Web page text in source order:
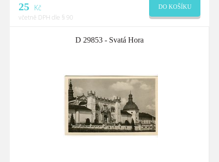
25 Kč
včetně DPH dle § 90
DO KOŠÍKU
D 29853 - Svatá Hora